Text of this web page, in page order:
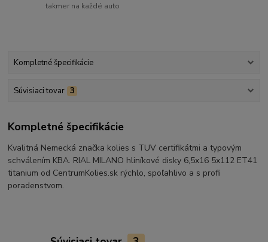
takmer na každé auto
Kompletné špecifikácie
Súvisiaci tovar 3
Kompletné špecifikácie
Kvalitná Nemecká značka kolies s TUV certifikátmi a typovým
schválením KBA. RIAL MILANO hliníkové disky 6,5x16 5x112 ET41
titanium od CentrumKolies.sk rýchlo, spoľahlivo a s profi
poradenstvom.